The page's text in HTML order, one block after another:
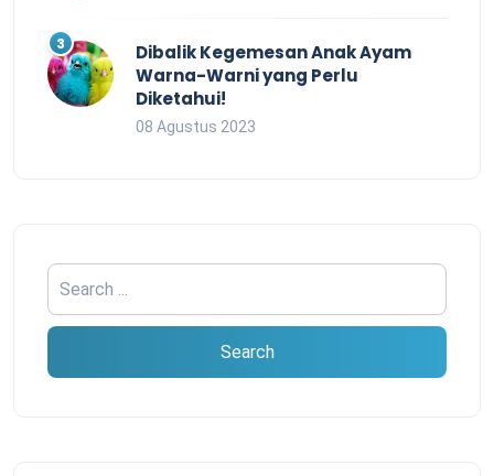
Dibalik Kegemesan Anak Ayam
Warna-Warni yang Perlu
Diketahui!
08 Agustus 2023